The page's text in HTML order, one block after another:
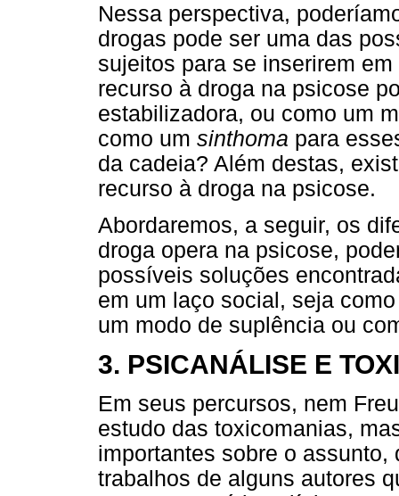
Nessa perspectiva,
drogas pode ser uma das
sujeitos para se inserirem
recurso à droga na psicose
estabilizadora, ou como um
como um sinthoma para
da cadeia? Além destas,
recurso à droga na psicose.
Abordaremos, a seguir, os
droga opera na psicose,
possíveis soluções
em um laço social, seja
um modo de suplência ou
3. PSICANÁLISE E
Em seus percursos, nem
estudo das toxicomanias,
importantes sobre o
trabalhos de alguns autores